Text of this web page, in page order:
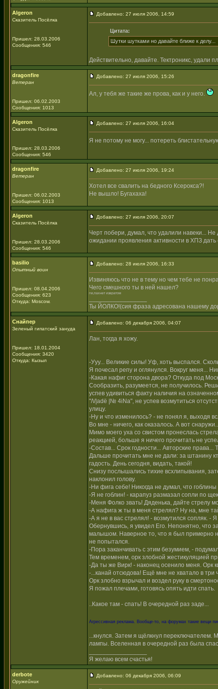
Algeron
Сказитель Посёлка
Пришел: 28.03.2006
Сообщения: 546
Добавлено: 27 июля 2006, 14:59
Цитата:
Шутки шутками но давайте ближе к делу...
Действительно, давайте. Тектроникс, удали
dragonfire
Ветеран
Пришел: 06.02.2003
Сообщения: 1013
Добавлено: 27 июля 2006, 15:26
Ал, у тебя же такие же прова, как и у него.
Algeron
Сказитель Посёлка
Пришел: 28.03.2006
Сообщения: 546
Добавлено: 27 июля 2006, 16:04
Я не потому не могу... потереть
dragonfire
Ветеран
Пришел: 06.02.2003
Сообщения: 1013
Добавлено: 27 июля 2006, 19:24
Хотел все свалить на бедного Ксерокса?!
Не вышло! Бугахаха!
Algeron
Сказитель Посёлка
Пришел: 28.03.2006
Сообщения: 546
Добавлено: 27 июля 2006, 20:07
Черт побери, думал, что удалили навеки...
ожидании проявления активности в ХПЗ дать
basilio
Опытный воин
Пришел: 08.04.2006
Сообщения: 623
Откуда: Moscow.
Добавлено: 28 июля 2006, 16:33
Извиняюсь что не в тему но чем тебе не
Чего смешного ты в ней нашел?
гм,пахнет извратом
Ты ЙОЛКО!(сия фраза адресована нашему
Снайпер
Зеленый гипатский зануда
Пришел: 18.01.2004
Сообщения: 3420
Откуда: Кызыл
Добавлено: 06 декабря 2006, 04:07
Лан, тогда я хожу.
-Ууу... Великие силы! Уф, хоть выспался.
Я почесал репу и оглянулся. Вокруг меня...
-Какая нафиг сторона двора? Откуда под
Сообразить, разумеется, не получилось.
успев удивиться факту наличия на
"/\/|adё |№ 4iNa", не успев возмутиться
улицу.
-Ну и что изменилось? - не понял я, выходя
Во мне - ничего, как оказалось. А вот
Мимо моего уха со свистом пронеслась
реакцией, больше я ничего прочитать не
-Состав... Срок годности... Авторские права...
Дальше прочитать мне не дали: за штанину
гадость. День сегодня, видать, такой!
Снизу послышались тихие всхлипывания,
наклонил голову.
-Ни фига себе! Никогда не думал, что
-Я не гоблин! - карапуз размазал сопли по
-Меня Фолко звать! Дяденька, дайте стрелу
-А нафига ж ты в меня стрелял? Ну на, мне
-А я не в вас стрелял! - возмутился сопляк. -
Обернувшись, я увидел Его. Непонятно, что
малышом. Наверное то, что я был примерно
не попытался.
-Пора заканчивать с этим безумием, -
Тем временем, орк злобной жестикуляцией
-Да ты же Вирк! - наконец осенило меня. Орк
-...канай отсюдова! Ещё мне не хватало в три
Орк злобно взрычал и воздел руку в
Я пожал плечами, готовясь опять идти спать.
..Какое там - спать! В очередной раз заде...
Агрессивная реклама. Вообще-то, на форумах такие вещи
...кнулся. Затем я щёлкнул переключателем.
лампы. Вселенная в очередной раз была
Я желаю всем счастья!
derbote
Оружейник
Добавлено: 06 декабря 2006, 06:09